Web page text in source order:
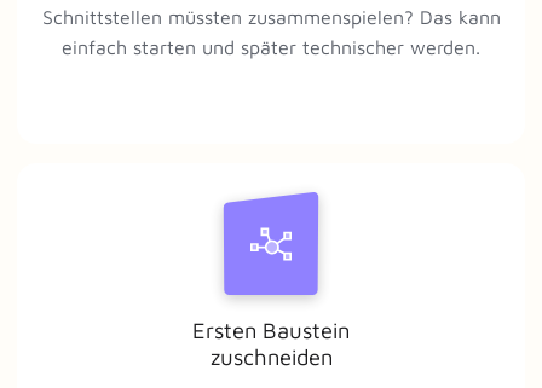
Schnittstellen müssten zusammenspielen? Das kann
einfach starten und später technischer werden.
Ersten Baustein
zuschneiden